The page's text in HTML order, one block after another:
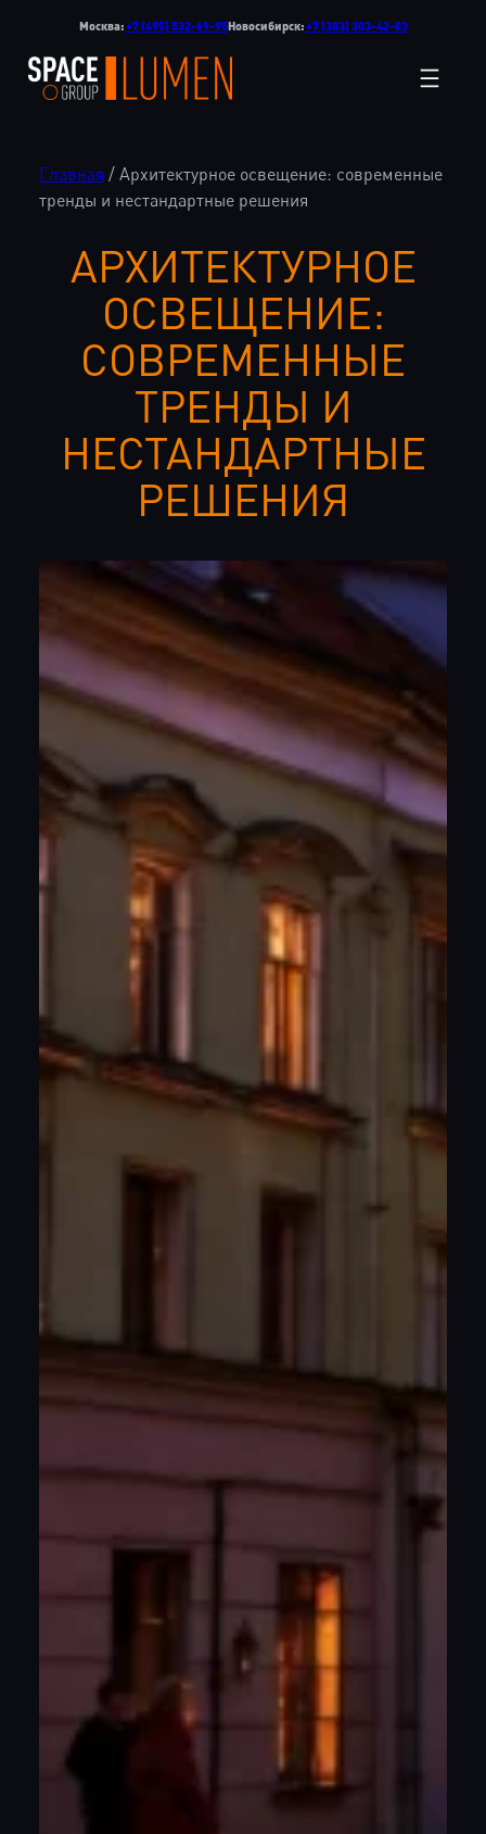
Перейти
содержимому
Москва:+7 (495) 532-69-95Новосибирск:+7 (383) 303-42-03
Главная / Архитектурное освещение: современные
тренды и нестандартные решения
АРХИТЕКТУРНОЕ
ОСВЕЩЕНИЕ:
СОВРЕМЕННЫЕ
ТРЕНДЫ И
НЕСТАНДАРТНЫЕ
РЕШЕНИЯ